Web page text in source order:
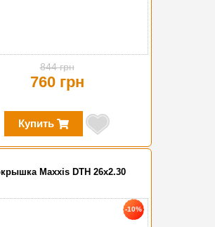
844 грн
760 грн
Купить
Maxxis DTH 26x2.30
-10%